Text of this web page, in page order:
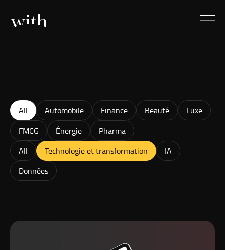
All Automobile Finance Beauté
Luxe
FMCG
Énergie
Pharma
All
Technologie et transformation
IA
Données